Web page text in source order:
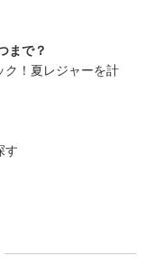
まで？
ク！夏レジャーを計
す